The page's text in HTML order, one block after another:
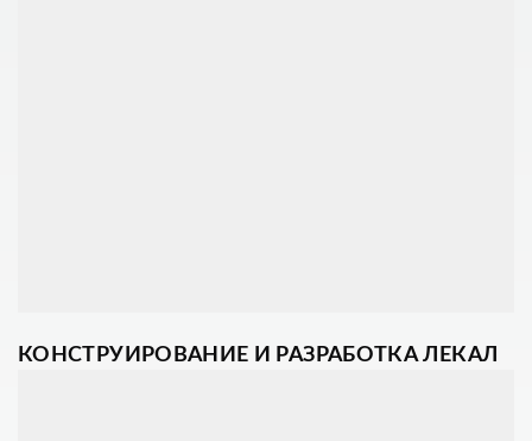
КОНСТРУИРОВАНИЕ И РАЗРАБОТКА ЛЕКАЛ